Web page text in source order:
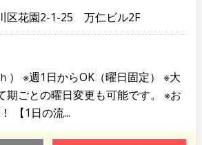
区花園2-1-25 万仁ビル2F
） ※週1日からOK（曜日固定） ※大
期ごとの曜日変更も可能です。 ※お
【1日の流...